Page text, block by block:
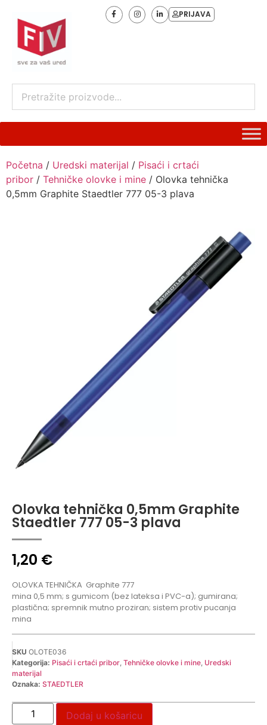
PRIJAVA
Početna / Uredski materijal / Pisaći i crtaći
pribor / Tehničke olovke i mine / Olovka tehnička
0,5mm Graphite Staedtler 777 05-3 plava
Olovka tehnička 0,5mm Graphite
Staedtler 777 05-3 plava
1,20 €
OLOVKA TEHNIČKA Graphite 777
mina 0,5 mm; s gumicom (bez lateksa i PVC-a); gumirana;
plastična; spremnik mutno proziran; sistem protiv pucanja
mina
SKU OLOTE036
Kategorija: Pisaći i crtaći pribor Tehničke olovke i mine Uredski
materijal
Oznaka: STAEDTLER
Dodaj u košaricu